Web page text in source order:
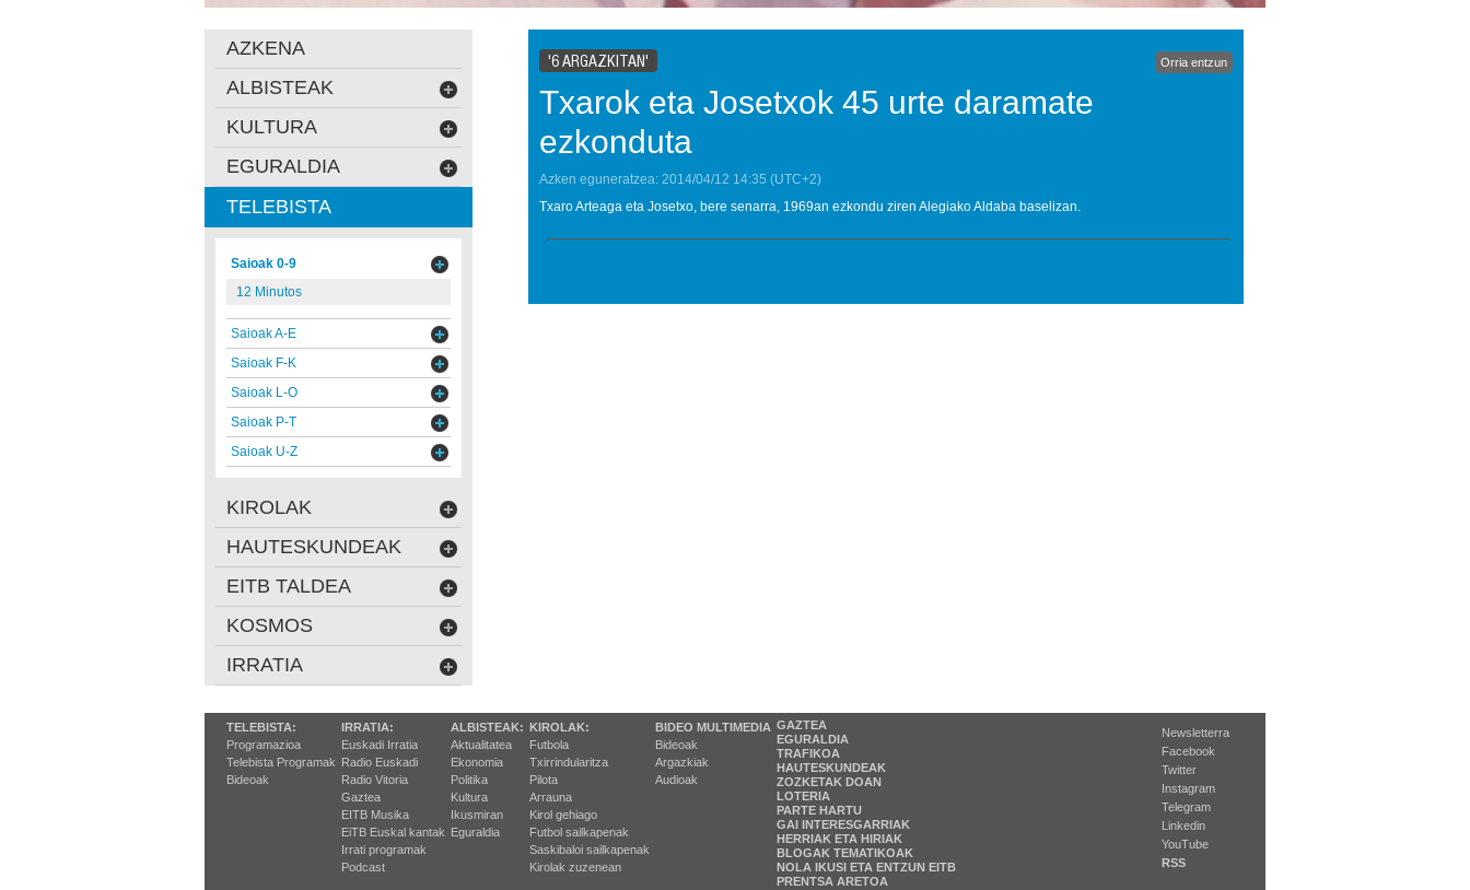
'6 ARGAZKITAN' Orria entzun
Txarok eta Josetxok 45 urte daramate
ezkonduta
Azken eguneratzea: 2014/04/12 14:35 (UTC+2)
Txaro Arteaga eta Josetxo, bere senarra, 1969an ezkondu ziren Alegiako Aldaba baselizan.
AZKENA
ALBISTEAK
KULTURA
EGURALDIA
TELEBISTA
Saioak 0-9
12 Minutos
Saioak A-E
Saioak F-K
Saioak L-O
Saioak P-T
Saioak U-Z
KIROLAK
HAUTESKUNDEAK
EITB TALDEA
KOSMOS
IRRATIA
TELEBISTA:
Programazioa
Telebista Programak
Bideoak
IRRATIA:
Euskadi Irratia
Radio Euskadi
Radio Vitoria
Gaztea
EITB Musika
EiTB Euskal kantak
Irrati programak
Podcast
ALBISTEAK:
Aktualitatea
Ekonomia
Politika
Kultura
Ikusmiran
Eguraldia
KIROLAK:
Futbola
Txirrindularitza
Pilota
Arrauna
Kirol gehiago
Futbol sailkapenak
Saskibaloi sailkapenak
Kirolak zuzenean
BIDEO MULTIMEDIA
Bideoak
Argazkiak
Audioak
GAZTEA
EGURALDIA
TRAFIKOA
HAUTESKUNDEAK
ZOZKETAK DOAN
LOTERIA
PARTE HARTU
GAI INTERESGARRIAK
HERRIAK ETA HIRIAK
BLOGAK TEMATIKOAK
NOLA IKUSI ETA ENTZUN EITB
PRENTSA ARETOA
Newsletterra
Facebook
Twitter
Instagram
Telegram
Linkedin
YouTube
RSS